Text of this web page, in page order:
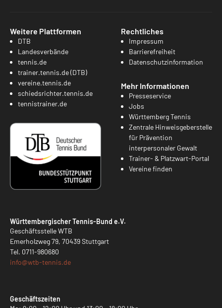
Weitere Plattformen
DTB
Landesverbände
tennis.de
trainer.tennis.de (DTB)
vereine.tennis.de
schiedsrichter.tennis.de
tennistrainer.de
Rechtliches
Impressum
Barrierefreiheit
Datenschutzinformation
Mehr Informationen
Presseservice
Jobs
Württemberg Tennis
Zentrale Hinweisgeberstelle
für Prävention
interpersonaler Gewalt
Trainer- & Platzwart-Portal
Vereine finden
Württembergischer Tennis-Bund e.V.
Geschäftsstelle WTB
Emerholzweg 79, 70439 Stuttgart
Tel. 0711-980680
info@wtb-tennis.de
Geschäftszeiten